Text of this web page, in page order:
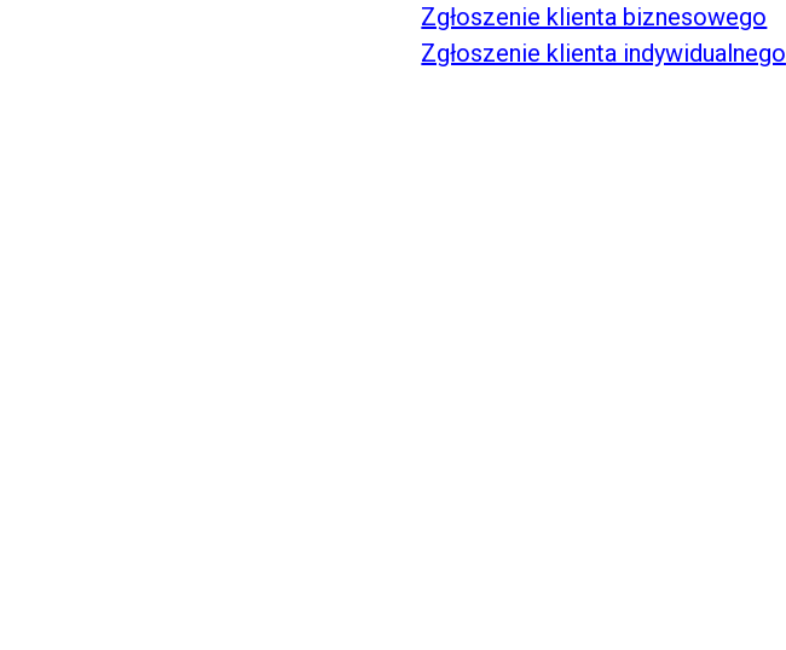
Zgłoszenie klienta biznesowego
Zgłoszenie klienta indywidualnego